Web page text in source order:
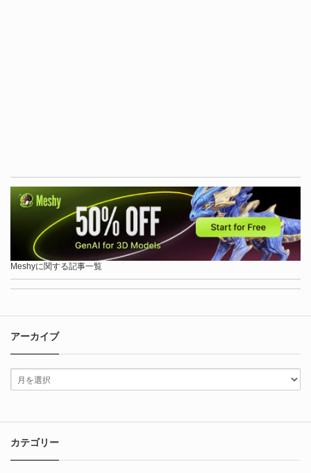
Meshyに関する記事一覧
アーカイブ
カテゴリー